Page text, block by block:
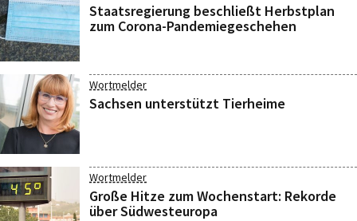
Staatsregierung beschließt Herbstplan
zum Corona-Pandemiegeschehen
Wortmelder
Sachsen unterstützt Tierheime
Wortmelder
Große Hitze zum Wochenstart: Rekorde
über Südwesteuropa